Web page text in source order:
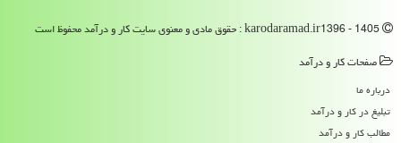
صفحات كار و درآمد
درباره ما
تبلیغ در كار و درآمد
مطالب كار و درآمد